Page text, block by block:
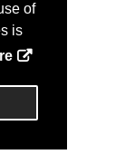
of
is